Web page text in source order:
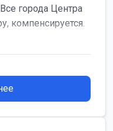
города Центра
компенсируется.